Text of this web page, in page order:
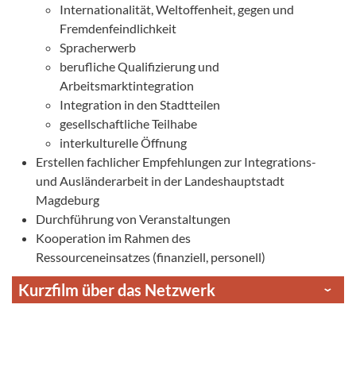
Internationalität, Weltoffenheit, gegen und
Fremdenfeindlichkeit
Spracherwerb
berufliche Qualifizierung und
Arbeitsmarktintegration
Integration in den Stadtteilen
gesellschaftliche Teilhabe
interkulturelle Öffnung
Erstellen fachlicher Empfehlungen zur Integrations-
und Ausländerarbeit in der Landeshauptstadt
Magdeburg
Durchführung von Veranstaltungen
Kooperation im Rahmen des
Ressourceneinsatzes (finanziell, personell)
Kurzfilm über das Netzwerk